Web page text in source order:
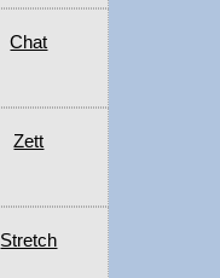
Chat
Zett
Stretch